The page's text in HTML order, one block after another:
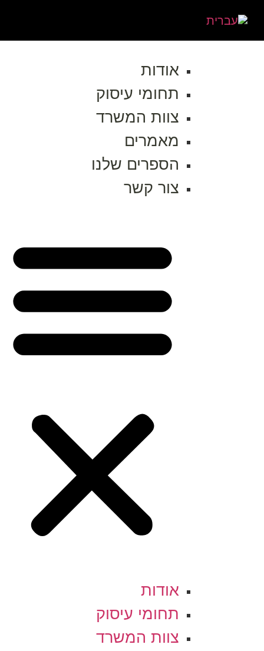
אודות
תחומי עיסוק
צוות המשרד
מאמרים
הספרים שלנו
צור קשר
אודות
תחומי עיסוק
צוות המשרד